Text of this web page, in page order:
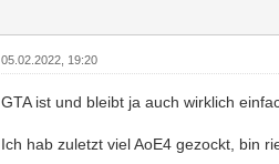
05.02.2022, 19:20
GTA ist und bleibt ja auch wirklich
Ich hab zuletzt viel AoE4 gezockt, bin